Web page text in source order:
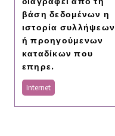
βάση δεδομένων η
ιστορία συλλήψεων
ή προηγούμενων
καταδίκων που
επηρε.
Internet